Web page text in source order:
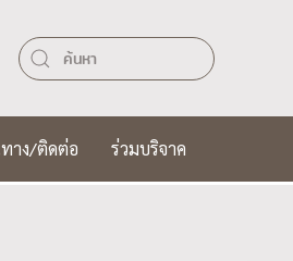
าง/ติดต่อ ร่วมบริจาค